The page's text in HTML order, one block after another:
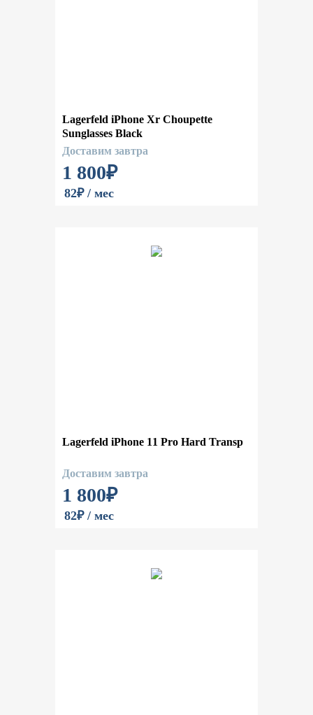
Lagerfeld iPhone Xr Choupette
Sunglasses Black
Доставим завтра
1 800₽
82₽ / мес
Lagerfeld iPhone 11 Pro Hard Transp
Доставим завтра
1 800₽
82₽ / мес